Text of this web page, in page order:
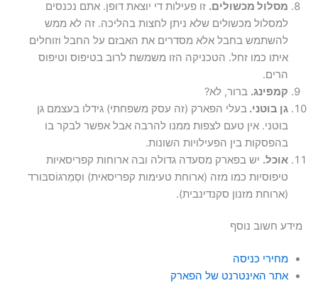
מסלול מכשולים. זו פעילות די יוצאת דופן. אתם נכנסים
למסלול מכשולים שלא ניתן לחצות בהליכה. זה לא ממש
להשתמש בחבל אלא מסדרים את האבזם על החבל וזוחלים
איתו כמו זחל. הטכניקה הזו משמשת לרוב בטיפוס וטיפוס
הרים.
קמפינג. ברור, לא?
גן בוטני. בעלי הפארק (זה עסק משפחתי) גידלו בעצמם גן
בוטני. אין טעם לצפות ממנו להרבה אבל אפשר לבקר בו
בהפסקות בין הפעילויות השונות.
אוכל. יש בפארק מסעדה גדולה ובה ארוחות קפריסאיות
טיפוסיות כמו מזה (ארוחת טעימות קפריסאית) וסְמֵרגוֹסבּורד
(ארוחת מזנון סקנדינבית).
מידע חשוב נוסף
מחירי כניסה
אתר האינטרנט של הפארק